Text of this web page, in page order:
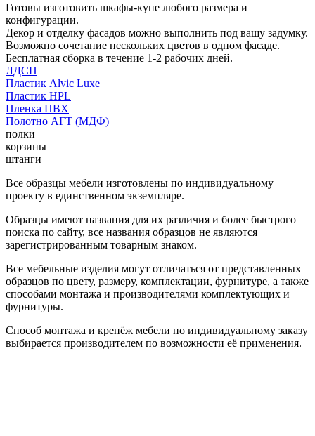
Готовы изготовить шкафы-купе любого размера и
конфигурации.
Декор и отделку фасадов можно выполнить под вашу задумку.
Возможно сочетание нескольких цветов в одном фасаде.
Бесплатная сборка в течение 1-2 рабочих дней.
ЛДСП
Пластик Alvic Luxe
Пластик HPL
Пленка ПВХ
Полотно АГТ (МДФ)
полки
корзины
штанги
Все образцы мебели изготовлены по индивидуальному
проекту в единственном экземпляре.
Образцы имеют названия для их различия и более быстрого
поиска по сайту, все названия образцов не являются
зарегистрированным товарным знаком.
Все мебельные изделия могут отличаться от представленных
образцов по цвету, размеру, комплектации, фурнитуре, а также
способами монтажа и производителями комплектующих и
фурнитуры.
Способ монтажа и крепёж мебели по индивидуальному заказу
выбирается производителем по возможности её применения.